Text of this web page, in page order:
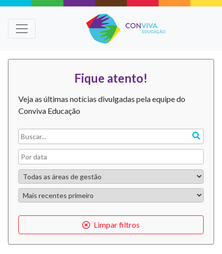
Fique atento!
Veja as últimas notícias divulgadas pela equipe do
Conviva Educação
Limpar filtros